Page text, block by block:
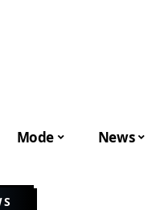
Mode News